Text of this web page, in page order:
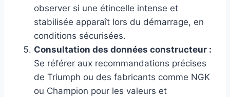
observer si une étincelle intense et
stabilisée apparaît lors du démarrage, en
conditions sécurisées.
Consultation des données constructeur :
Se référer aux recommandations précises
de Triumph ou des fabricants comme NGK
ou Champion pour les valeurs et